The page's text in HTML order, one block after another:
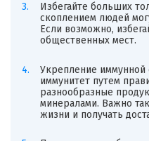
Избегайте больших
скоплением людей
Если возможно,
общественных мест.
Укрепление
иммунитет путем
разнообразные
минералами. Важно
жизни и получать